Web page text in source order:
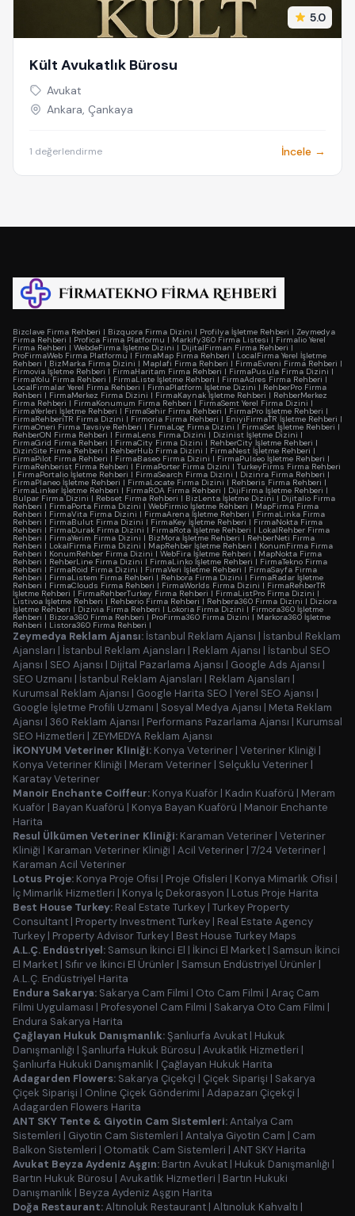
5.0
Kült Avukatlık Bürosu
Avukat
Ankara, Çankaya
1 değerlendirme İncele →
Bizclave Firma Rehberi | Bizquora Firma Dizini | Profilya İşletme Rehberi | Zeymedya
Firma Rehberi | Profica Firma Platformu | Markify360 Firma Listesi | Firmalio Yerel
Firma Rehberi | WebdeFirma İşletme Dizini | DijitalFirman Firma Rehberi |
ProFirmaWeb Firma Platformu | FirmaMap Firma Rehberi | LocalFirma Yerel İşletme
Rehberi | BizMarka Firma Dizini | Maplafi Firma Rehberi | FirmaEvreni Firma Rehberi |
Firmovia İşletme Rehberi | FirmaHaritam Firma Rehberi | FirmaPusula Firma Dizini |
FirmaYolu Firma Rehberi | FirmaListe İşletme Rehberi | FirmaAdres Firma Rehberi |
LocalFirmalar Yerel Firma Rehberi | FirmaPlatform İşletme Dizini | RehberPro Firma
Rehberi | FirmaMerkez Firma Dizini | FirmaKaynak İşletme Rehberi | RehberMerkez
Firma Rehberi | FirmaKonumum Firma Rehberi | FirmaSemt Yerel Firma Dizini |
FirmaYerleri İşletme Rehberi | FirmaSehir Firma Rehberi | FirmaPro İşletme Rehberi |
FirmaRehberiTR Firma Dizini | Firmoria Firma Rehberi | EniyiFirmaTR İşletme Rehberi |
FirmaOneri Firma Tavsiye Rehberi | FirmaLog Firma Dizini |FirmaSet İşletme Rehberi |
RehberON Firma Rehberi | FirmaLens Firma Dizini | Dizinist İşletme Dizini |
FirmaGrid Firma Rehberi | FirmaCity Firma Dizini | RehberCity İşletme Rehberi |
DizinSite Firma Rehberi | RehberHub Firma Dizini | FirmaNest İşletme Rehberi |
FirmaPilot Firma Rehberi | FirmaBaseo Firma Dizini | FirmaPulseo İşletme Rehberi |
FirmaRehberist Firma Rehberi | FirmaPorter Firma Dizini | TurkeyFirms Firma Rehberi
| FirmaPortalio İşletme Rehberi | FirmaSearch Firma Dizini | Dizinra Firma Rehberi |
FirmaPlaneo İşletme Rehberi | FirmaLocate Firma Dizini | Rehberis Firma Rehberi |
FirmaLinker İşletme Rehberi | FirmaROA Firma Rehberi | DijiFirma İşletme Rehberi |
Bulpar Firma Dizini | Rebset Firma Rehberi | BizLenta İşletme Dizini | Dijitalio Firma
Rehberi | FirmaPorta Firma Dizini | WebFirmio İşletme Rehberi | MapFirma Firma
Rehberi | FirmaVita Firma Dizini | FirmaArena İşletme Rehberi | FirmaLinka Firma
Rehberi | FirmaBulut Firma Dizini | FirmaKey İşletme Rehberi | FirmaNokta Firma
Rehberi | FirmaDurak Firma Dizini | FirmaRota İşletme Rehberi | LokalRehber Firma
Rehberi | FirmaYerim Firma Dizini | BizMora İşletme Rehberi | RehberNeti Firma
Rehberi | LokalFirma Firma Dizini | MapRehber İşletme Rehberi | KonumFirma Firma
Rehberi | KonumRehber Firma Dizini | WebFira İşletme Rehberi | MapNokta Firma
Rehberi | RehberLine Firma Dizini | FirmaLinko İşletme Rehberi | FirmaTekno Firma
Rehberi | FirmaRoid Firma Dizini | FirmaVeri İşletme Rehberi | FirmaSayfa Firma
Rehberi | FirmaListem Firma Rehberi | Rehbora Firma Dizini | FirmaRadar İşletme
Rehberi | FirmaClouds Firma Rehberi | FirmaWorlds Firma Dizini | FirmaRehberTR
İşletme Rehberi | FirmaRehberTurkey Firma Rehberi | FirmaListPro Firma Dizini |
Listivoa İşletme Rehberi | Rehberio Firma Rehberi | Rehbera360 Firma Dizini | Diziora
İşletme Rehberi | Dizivia Firma Rehberi | Lokoria Firma Dizini | Firmora360 İşletme
Rehberi | Bizora360 Firma Rehberi | ProFirma360 Firma Dizini | Markora360 İşletme
Rehberi | Listora360 Firma Rehberi |
Zeymedya Reklam Ajansı: İstanbul Reklam Ajansı | İstanbul Reklam
Ajansları | İstanbul Reklam Ajansları | Reklam Ajansı | İstanbul SEO
Ajansı | SEO Ajansı | Dijital Pazarlama Ajansı | Google Ads Ajansı |
SEO Uzmanı | İstanbul Reklam Ajansları | Reklam Ajansları |
Kurumsal Reklam Ajansı | Google Harita SEO | Yerel SEO Ajansı |
Google İşletme Profili Uzmanı | Sosyal Medya Ajansı | Meta Reklam
Ajansı | 360 Reklam Ajansı | Performans Pazarlama Ajansı | Kurumsal
SEO Hizmetleri | ZEYMEDYA Reklam Ajansı
İKONYUM Veteriner Kliniği: Konya Veteriner | Veteriner Kliniği |
Konya Veteriner Kliniği | Meram Veteriner | Selçuklu Veteriner |
Karatay Veteriner
Manoir Enchante Coiffeur: Konya Kuaför | Kadın Kuaförü | Meram
Kuaför | Bayan Kuaförü | Konya Bayan Kuaförü | Manoir Enchante
Harita
Resul Ülkümen Veteriner Kliniği: Karaman Veteriner | Veteriner
Kliniği | Karaman Veteriner Kliniği | Acil Veteriner | 7/24 Veteriner |
Karaman Acil Veteriner
Lotus Proje: Konya Proje Ofisi | Proje Ofisleri | Konya Mimarlık Ofisi |
İç Mimarlık Hizmetleri | Konya İç Dekorasyon | Lotus Proje Harita
Best House Turkey: Real Estate Turkey | Turkey Property
Consultant | Property Investment Turkey | Real Estate Agency
Turkey | Property Advisor Turkey | Best House Turkey Maps
A.L.Ç. Endüstriyel: Samsun İkinci El | İkinci El Market | Samsun İkinci
El Market | Sıfır ve İkinci El Ürünler | Samsun Endüstriyel Ürünler |
A.L.Ç. Endüstriyel Harita
Endura Sakarya: Sakarya Cam Filmi | Oto Cam Filmi | Araç Cam
Filmi Uygulaması | Profesyonel Cam Filmi | Sakarya Oto Cam Filmi |
Endura Sakarya Harita
Çağlayan Hukuk Danışmanlık:Şanlıurfa Avukat | Hukuk
Danışmanlığı | Şanlıurfa Hukuk Bürosu | Avukatlık Hizmetleri |
Şanlıurfa Hukuki Danışmanlık | Çağlayan Hukuk Harita
Adagarden Flowers: Sakarya Çiçekçi | Çiçek Siparişi | Sakarya
Çiçek Siparişi | Online Çiçek Gönderimi | Adapazarı Çiçekçi |
Adagarden Flowers Harita
ANT SKY Tente & Giyotin Cam Sistemleri:Antalya Cam
Sistemleri | Giyotin Cam Sistemleri | Antalya Giyotin Cam | Cam
Balkon Sistemleri | Otomatik Cam Sistemleri | ANT SKY Harita
Avukat Beyza Aydeniz Aşgın: Bartın Avukat | Hukuk Danışmanlığı |
Bartın Hukuk Bürosu | Avukatlık Hizmetleri | Bartın Hukuki
Danışmanlık | Beyza Aydeniz Aşgın Harita
Doğa Restaurant:Altınoluk Restaurant | Altınoluk Kahvaltı |